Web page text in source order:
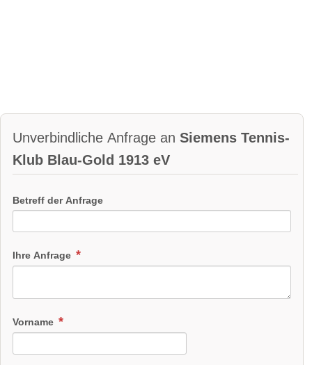
Unverbindliche Anfrage an Siemens Tennis-
Klub Blau-Gold 1913 eV
Betreff der Anfrage
Ihre Anfrage
Vorname